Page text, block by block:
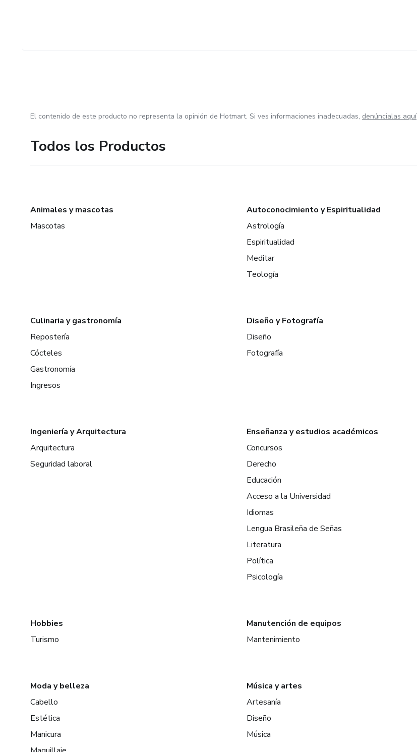
El contenido de este producto no representa la opinión de Hotmart. Si ves informaciones inadecuadas, denúncialas aquí
Todos los Productos
Animales y mascotas
Mascotas
Autoconocimiento y Espiritualidad
Astrología
Espiritualidad
Meditar
Teología
Culinaria y gastronomía
Repostería
Cócteles
Gastronomía
Ingresos
Diseño y Fotografía
Diseño
Fotografía
Ingeniería y Arquitectura
Arquitectura
Seguridad laboral
Enseñanza y estudios académicos
Concursos
Derecho
Educación
Acceso a la Universidad
Idiomas
Lengua Brasileña de Señas
Literatura
Política
Psicología
Hobbies
Turismo
Manutención de equipos
Mantenimiento
Moda y belleza
Cabello
Estética
Manicura
Música y artes
Artesanía
Diseño
Música